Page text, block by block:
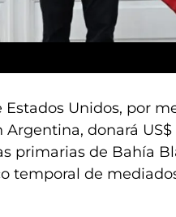
Unidos, por
donará
primarias de Bahía
temporal de